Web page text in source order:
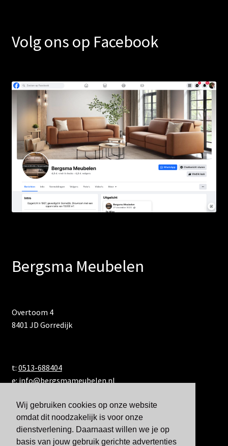
Wij gebruiken cookies op onze website
omdat dit noodzakelijk is voor onze
dienstverlening. Daarnaast willen we je op
basis van jouw gebruik gerichte advertenties
Volg ons op Facebook
Bergsma Meubelen
Overtoom 4
8401 JD Gorredijk
t: 0513-688404
e:info@bergsmameubelen.nl